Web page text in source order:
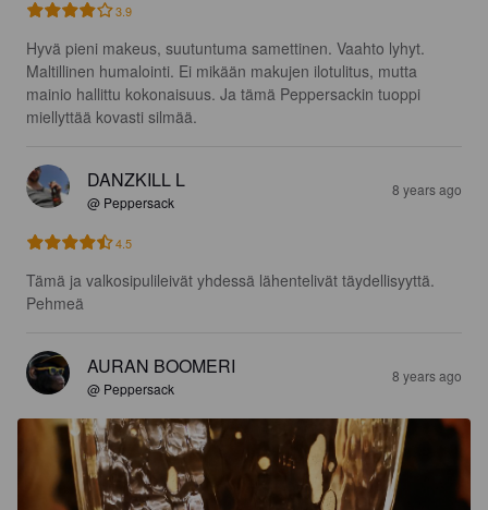
3.9
Hyvä pieni makeus, suutuntuma samettinen. Vaahto lyhyt.
Maltillinen humalointi. Ei mikään makujen ilotulitus, mutta
mainio hallittu kokonaisuus. Ja tämä Peppersackin tuoppi
miellyttää kovasti silmää.
DANZKILL L
@ Peppersack
8 years ago
4.5
Tämä ja valkosipulileivät yhdessä lähentelivät täydellisyyttä.
Pehmeä
AURAN BOOMERI
@ Peppersack
8 years ago